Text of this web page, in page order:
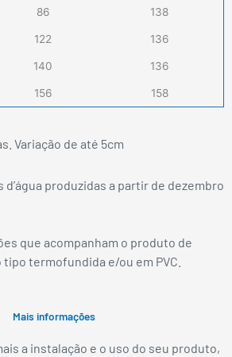
86 138
122 136
140 136
156 158
Variação de até 5cm
d’água produzidas a partir de dezembro
que acompanham o produto de
termofundida e/ou em PVC.
Mais informações
a instalação e o uso do seu produto,